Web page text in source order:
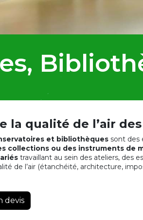
la qualité de l’air
et bibliothèques sont des
collections ou des instruments de
travaillant au sein des ateliers, des
de l’air (étanchéité, architecture,
devis